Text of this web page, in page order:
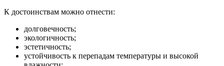
К достоинствам можно отнести:
долговечность;
экологичность;
эстетичность;
устойчивость к перепадам температуры и высокой